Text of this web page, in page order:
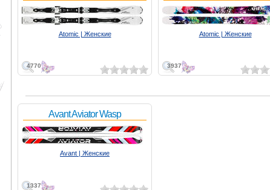
4770
Atomic | Женские
3937
Atomic | Женские
1337
Avant Aviator Wasp
Avant | Женские